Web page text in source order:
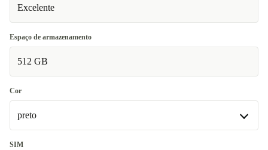
Excelente
Espaço de armazenamento
512 GB
Cor
preto
preto
SIM